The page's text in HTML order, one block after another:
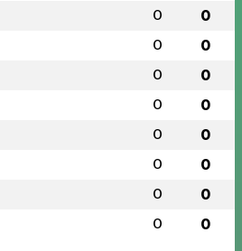
0 0
0 0
0 0
0 0
0 0
0 0
0 0
0 0